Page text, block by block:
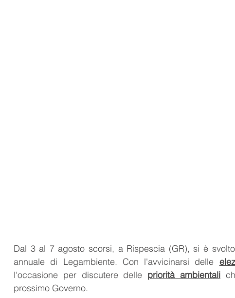
Dal 3 al 7 agosto scorsi, a Rispescia (GR), si è svolto
annuale di Legambiente. Con l'avvicinarsi delle
l'occasione per discutere delle priorità ambientali
prossimo Governo.